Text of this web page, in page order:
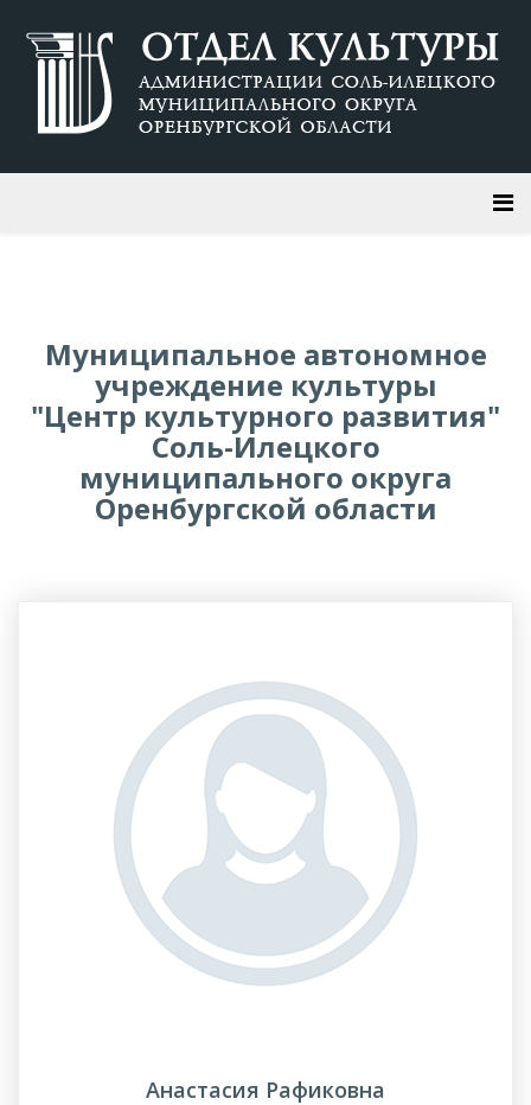
Муниципальное автономное
учреждение культуры
"Центр культурного развития"
Соль-Илецкого
муниципального округа
Оренбургской области
Анастасия Рафиковна